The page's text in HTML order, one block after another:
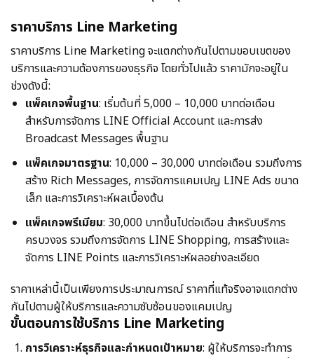
ราคาบริการ Line Marketing
ราคาบริการ Line Marketing จะแตกต่างกันไปตามขอบเขตของ
บริการและความต้องการของธุรกิจ โดยทั่วไปแล้ว ราคามักจะอยู่ใน
ช่วงดังนี้:
แพ็คเกจพื้นฐาน: เริ่มต้นที่ 5,000 – 10,000 บาทต่อเดือน
สำหรับการจัดการ LINE Official Account และการส่ง
Broadcast Messages พื้นฐาน
แพ็คเกจมาตรฐาน: 10,000 – 30,000 บาทต่อเดือน รวมถึงการ
สร้าง Rich Messages, การจัดการแคมเปญ LINE Ads ขนาด
เล็ก และการวิเคราะห์ผลเบื้องต้น
แพ็คเกจพรีเมียม: 30,000 บาทขึ้นไปต่อเดือน สำหรับบริการ
ครบวงจร รวมถึงการจัดการ LINE Shopping, การสร้างและ
จัดการ LINE Points และการวิเคราะห์ผลอย่างละเอียด
ราคาเหล่านี้เป็นเพียงการประมาณการณ์ ราคาที่แท้จริงอาจแตกต่าง
กันไปตามผู้ให้บริการและความซับซ้อนของแคมเปญ
ขั้นตอนการใช้บริการ Line Marketing
การวิเคราะห์ธุรกิจและกำหนดเป้าหมาย: ผู้ให้บริการจะทำการ